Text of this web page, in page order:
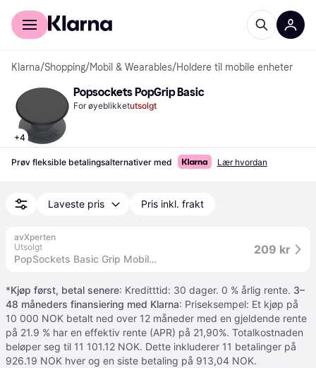
For kunder
Klarna/Shopping/Mobil & Wearables/Holdere til mobile enheter
+4
Popsockets PopGrip Basic
For øyeblikketutsolgt
Prøv fleksible betalingsalternativer med Lær hvordan
Laveste pris Pris inkl. frakt
avXperten
Utsolgt
PopSockets Basic Grip Mobilholder - Svart
209 kr
*Kjøp først, betal senere: Kreditttid: 30 dager. 0 % årlig rente. 3–
48 måneders finansiering med Klarna: Priseksempel: Et kjøp på
10 000 NOK betalt ned over 12 måneder med en gjeldende rente
på 21.9 % har en effektiv rente (APR) på 21,90%. Totalkostnaden
beløper seg til 11 101.12 NOK. Dette inkluderer 11 betalinger på
926.19 NOK hver og en siste betaling på 913,04 NOK.